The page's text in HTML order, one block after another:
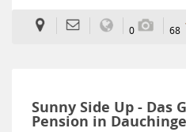
0 68
Sunny Side Up - Das
Pension in